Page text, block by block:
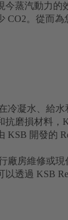
蒸汽動力的
CO2。從而
冷凝水、給
磨損材料，
KSB 開發的
廠房維修或
透過 KSB